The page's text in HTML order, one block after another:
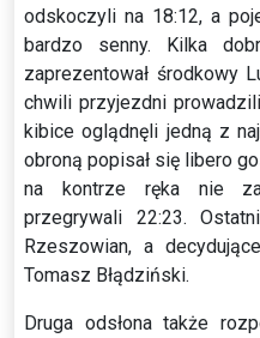
odskoczyli na 18:12, a
bardzo senny. Kilka
zaprezentował środkowy
chwili przyjezdni
kibice oglądnęli jedną z
obroną popisał się libero
na kontrze ręka nie
przegrywali 22:23.
Rzeszowian, a
Tomasz Błądziński.
Druga odsłona także